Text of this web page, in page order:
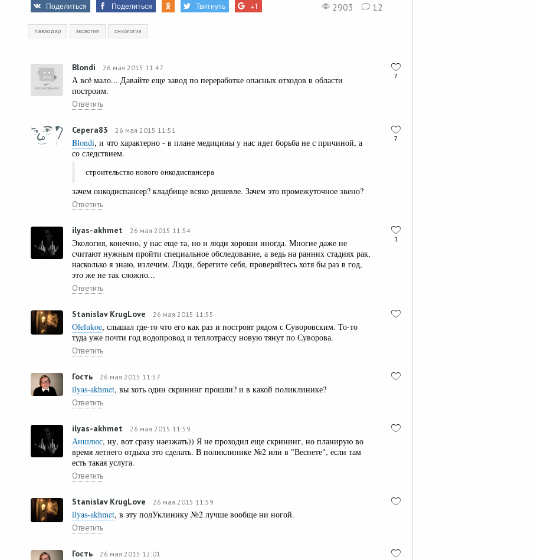
Поделиться Поделиться Твитнуть +1 2903 12
павлодар экология онкология
7
Blondi 26 мая 2015 11:47
А всё мало... Давайте еще завод по переработке опасных отходов в области
построим.
Ответить
7
Серега83 26 мая 2015 11:51
Blondi, и что характерно - в плане медицины у нас идет борьба не с причиной, а
со следствием.
строительство нового онкодиспансера
зачем онкодиспансер? кладбище всяко дешевле. Зачем это промежуточное звено?
Ответить
1
ilyas-akhmet 26 мая 2015 11:54
Экология, конечно, у нас еще та, но и люди хороши иногда. Многие даже не
считают нужным пройти специальное обследование, а ведь на ранних стадиях рак,
насколько я знаю, излечим. Люди, берегите себя, проверяйтесь хотя бы раз в год,
это же не так сложно...
Ответить
Stanislav KrugLove 26 мая 2015 11:55
Olelukoe, слышал где-то что его как раз и построят рядом с Суворовским. То-то
туда уже почти год водопровод и теплотрассу новую тянут по Суворова.
Ответить
Гость 26 мая 2015 11:57
ilyas-akhmet, вы хоть один скрининг прошли? и в какой поликлинике?
Ответить
ilyas-akhmet 26 мая 2015 11:59
Аншлюс, ну, вот сразу наезжать)) Я не проходил еще скрининг, но планирую во
время летнего отдыха это сделать. В поликлинике №2 или в "Веснете", если там
есть такая услуга.
Ответить
Stanislav KrugLove 26 мая 2015 11:59
ilyas-akhmet, в эту полУклинику №2 лучше вообще ни ногой.
Ответить
Гость 26 мая 2015 12:01